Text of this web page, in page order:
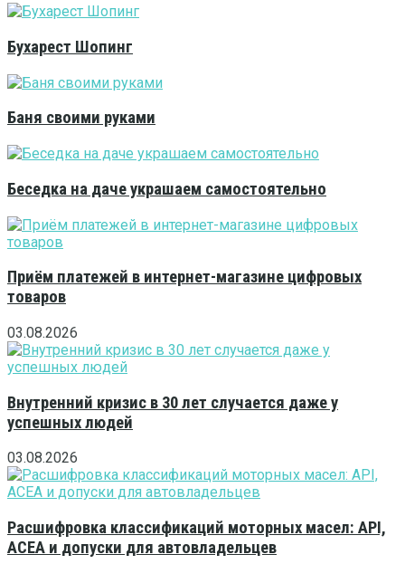
Бухарест Шопинг
Баня своими руками
Беседка на даче украшаем самостоятельно
Приём платежей в интернет-магазине цифровых
товаров
03.08.2026
Внутренний кризис в 30 лет случается даже у
успешных людей
03.08.2026
Расшифровка классификаций моторных масел: API,
ACEA и допуски для автовладельцев